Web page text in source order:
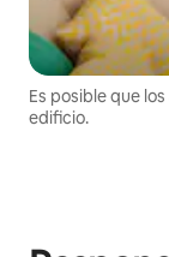
Es posible que
edificio.